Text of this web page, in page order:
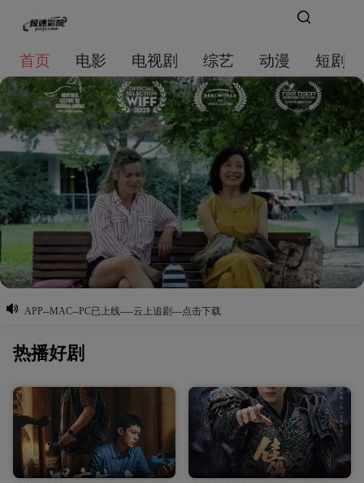
首页 电影 电视剧 综艺 动漫 短剧
APP--MAC--PC已上线----云上追剧---点击下载
热播好剧